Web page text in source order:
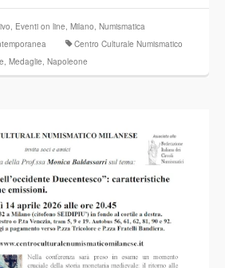
Eventi on line Milano Numismatica
Centro Culturale Numismatico
Medaglie Napoleone